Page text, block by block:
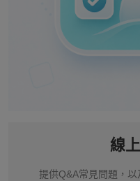
線
提供Q&A常見問題，以